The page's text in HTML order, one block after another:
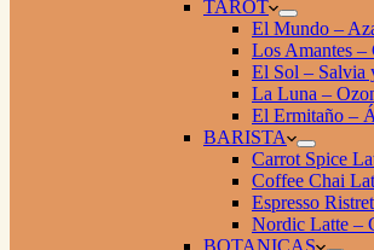
TAROT
El Mundo –
Los Amantes
El Sol – Salvia
La Luna –
El Ermitaño –
BARISTA
Carrot Spice
Coffee Chai
Espresso
Nordic Latte –
BOTANICAS